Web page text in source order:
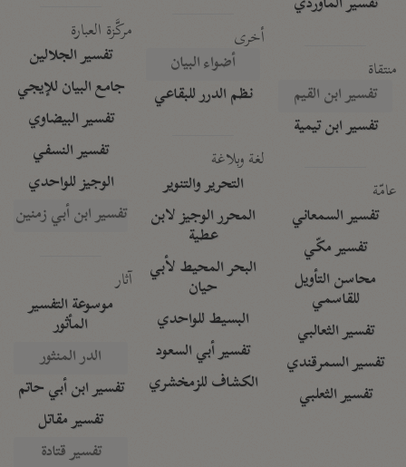
تفسير الماوردي
منتقاة
تفسير ابن القيم
تفسير ابن تيمية
عامّة
تفسير السمعاني
تفسير مكّي
محاسن التأويل
للقاسمي
تفسير الثعالبي
تفسير السمرقندي
تفسير الثعلبي
أخرى
أضواء البيان
نظم الدرر للبقاعي
لغة وبلاغة
التحرير والتنوير
المحرر الوجيز لابن
عطية
البحر المحيط لأبي
حيان
البسيط للواحدي
تفسير أبي السعود
الكشاف للزمخشري
مركَّزة العبارة
تفسير الجلالين
جامع البيان للإيجي
تفسير البيضاوي
تفسير النسفي
الوجيز للواحدي
تفسير ابن أبي زمنين
آثار
موسوعة التفسير
المأثور
الدر المنثور
تفسير ابن أبي حاتم
تفسير مقاتل
تفسير قتادة